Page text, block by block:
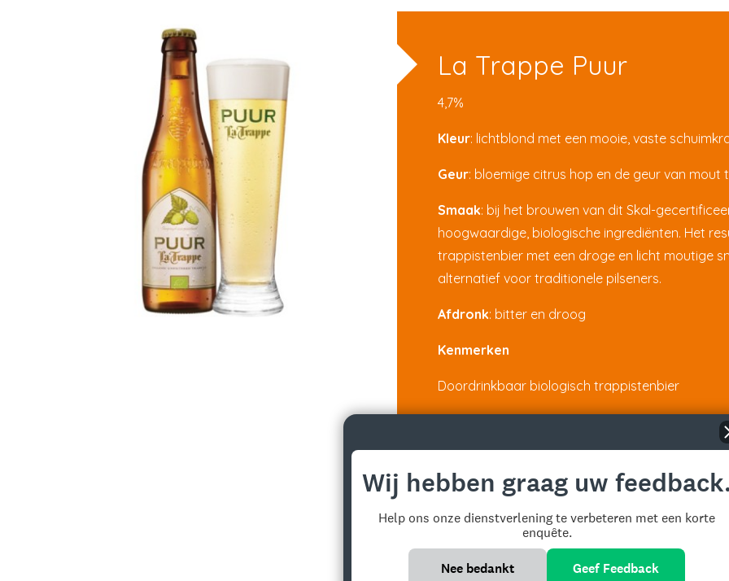
La Trappe Puur
4,7%
Kleur: lichtblond met een mooie, vaste
Geur: bloemige citrus hop en de geur van
Smaak: bij het brouwen van dit Skal-
hoogwaardige, biologische ingrediënten. Het
trappistenbier met een droge en licht moutige
alternatief voor traditionele pilseners.
Afdronk: bitter en droog
Kenmerken
Doordrinkbaar biologisch trappistenbier
daarom dat Vader Abt heeft besloten tot de
Wij hebben graag uw
Help ons onze dienstverlening te verbeteren met een korte
enquête.
Nee bedankt Geef Feedback